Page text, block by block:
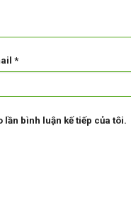
*
bình luận kế tiếp của tôi.